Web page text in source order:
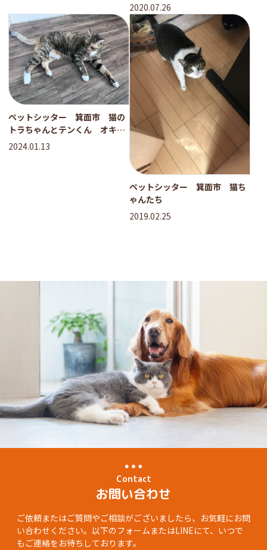
2020.07.26
ペットシッター 箕面市 猫の
トラちゃんとテンくん オキナ
インコのダイくん
2024.01.13
ペットシッター 箕面市 猫ち
ゃんたち
2019.02.25
Contact
お問い合わせ
ご依頼またはご質問やご相談がございましたら、お気軽にお問
い合わせください。以下のフォームまたはLINEにて、いつで
もご連絡をお待ちしております。